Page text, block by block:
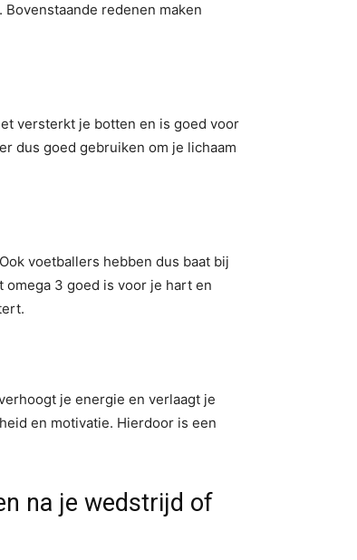
Bovenstaande redenen maken
versterkt je botten en is goed voor
dus goed gebruiken om je lichaam
voetballers hebben dus baat bij
3 goed is voor je hart en
je energie en verlaagt je
en motivatie. Hierdoor is een
na je wedstrijd of